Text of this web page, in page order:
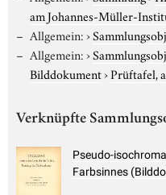
am Johannes-Müller-
Allgemein:›
Allgemein:›
Bilddokument›Prüftafel,
Verknüpfte
Pseudo-
Farbsinnes